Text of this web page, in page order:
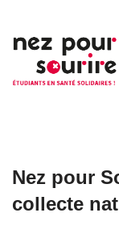
Nez pour
collecte